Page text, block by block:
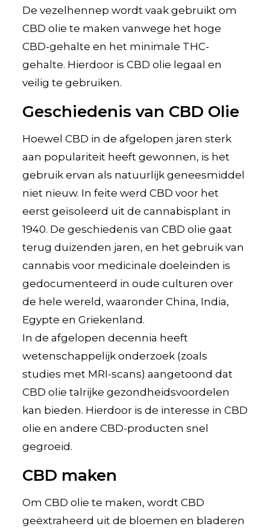
De vezelhennep wordt vaak gebruikt om
CBD olie te maken vanwege het hoge
CBD-gehalte en het minimale THC-
gehalte. Hierdoor is CBD olie legaal en
veilig te gebruiken.
Geschiedenis van CBD Olie
Hoewel CBD in de afgelopen jaren sterk
aan populariteit heeft gewonnen, is het
gebruik ervan als natuurlijk geneesmiddel
niet nieuw. In feite werd CBD voor het
eerst geïsoleerd uit de cannabisplant in
1940. De geschiedenis van CBD olie gaat
terug duizenden jaren, en het gebruik van
cannabis voor medicinale doeleinden is
gedocumenteerd in oude culturen over
de hele wereld, waaronder China, India,
Egypte en Griekenland.
In de afgelopen decennia heeft
wetenschappelijk onderzoek (zoals
studies met MRI-scans) aangetoond dat
CBD olie talrijke gezondheidsvoordelen
kan bieden. Hierdoor is de interesse in CBD
olie en andere CBD-producten snel
gegroeid.
CBD maken
Om CBD olie te maken, wordt CBD
geëxtraheerd uit de bloemen en bladeren